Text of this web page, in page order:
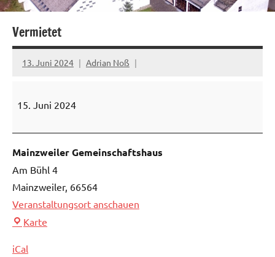
Vermietet
13. Juni 2024 Adrian Noß
15. Juni 2024
Mainzweiler Gemeinschaftshaus
Am Bühl 4
Mainzweiler, 66564
Veranstaltungsort anschauen
Karte
iCal